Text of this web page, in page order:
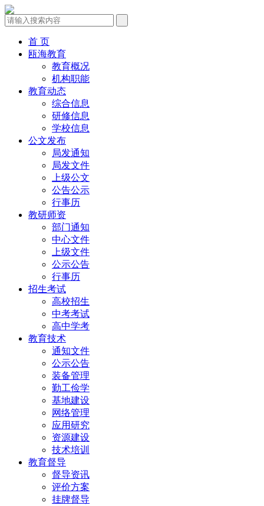
首 页
瓯海教育
教育概况
机构职能
教育动态
综合信息
研修信息
学校信息
公文发布
局发通知
局发文件
上级公文
公告公示
行事历
教研师资
部门通知
中心文件
上级文件
公示公告
行事历
招生考试
高校招生
中考考试
高中学考
教育技术
通知文件
公示公告
装备管理
勤工俭学
基地建设
网络管理
应用研究
资源建设
技术培训
教育督导
督导资讯
评价方案
挂牌督导